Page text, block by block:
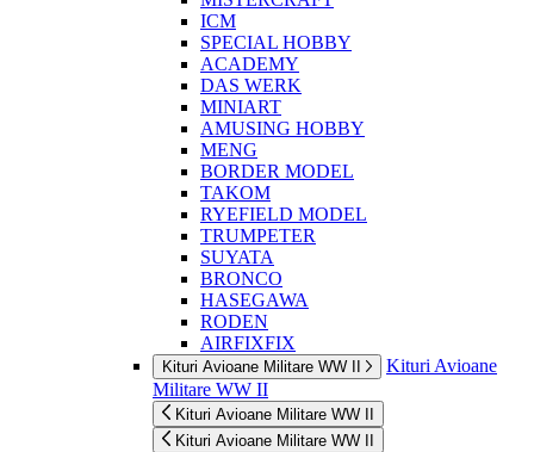
ICM
SPECIAL HOBBY
ACADEMY
DAS WERK
MINIART
AMUSING HOBBY
MENG
BORDER MODEL
TAKOM
RYEFIELD MODEL
TRUMPETER
SUYATA
BRONCO
HASEGAWA
RODEN
AIRFIXFIX
Kituri Avioane Militare WW II
Kituri Avioane
Militare WW II
Kituri Avioane Militare WW II
Kituri Avioane Militare WW II